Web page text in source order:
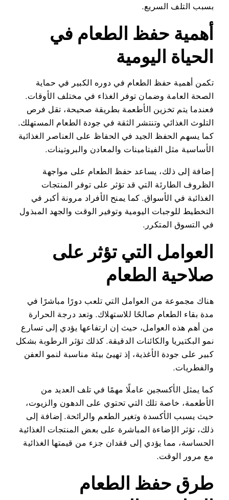
بسبب التلف السريع.
أهمية حفظ الطعام في
الحياة اليومية
تكمن أهمية حفظ الطعام في دوره الكبير في حماية
الصحة العامة وضمان توفر الغذاء في مختلف الأوقات.
فعندما يتم تخزين الأطعمة بطريقة صحيحة، تقل فرص
التلوث الغذائي وتنتشر الثقة في جودة الطعام المستهلك.
كما يسهم الحفظ الجيد في الحفاظ على العناصر الغذائية
الأساسية مثل الفيتامينات والمعادن والبروتينات.
إضافة إلى ذلك، يساعد حفظ الطعام على مواجهة
الظروف الطارئة التي قد تؤثر على توفر المنتجات
الغذائية في الأسواق. كما يمنح الأفراد مرونة أكبر في
التخطيط للوجبات اليومية وتوفير الوقت والجهد المبذول
في التسوق المتكرر.
العوامل التي تؤثر على
صلاحية الطعام
هناك مجموعة من العوامل التي تلعب دورًا مباشرًا في
مدة بقاء الطعام صالحًا للاستهلاك. وتعد درجة الحرارة
من أهم هذه العوامل، حيث إن ارتفاعها يؤدي إلى تسارع
نمو البكتيريا والكائنات الدقيقة. كذلك تؤثر الرطوبة بشكل
كبير على جودة الأغذية، إذ تهيئ بيئة مناسبة لنمو العفن
والفطريات.
كما يمثل الأكسجين عاملًا مهمًا في تلف العديد من
الأطعمة، خاصة تلك التي تحتوي على الدهون والزيوت،
حيث يسبب الأكسدة وتغير الطعم والرائحة. إضافة إلى
ذلك، تؤثر الإضاءة المباشرة على بعض المنتجات الغذائية
الحساسة، مما يؤدي إلى فقدان جزء من قيمتها الغذائية
مع مرور الوقت.
طرق حفظ الطعام